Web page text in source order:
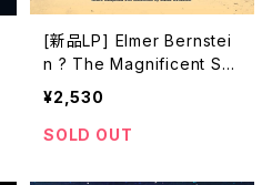
[新品LP] Elmer Bernstei
n ? The Magnificent Se
ven / 荒野の七人
¥2,530
SOLD OUT